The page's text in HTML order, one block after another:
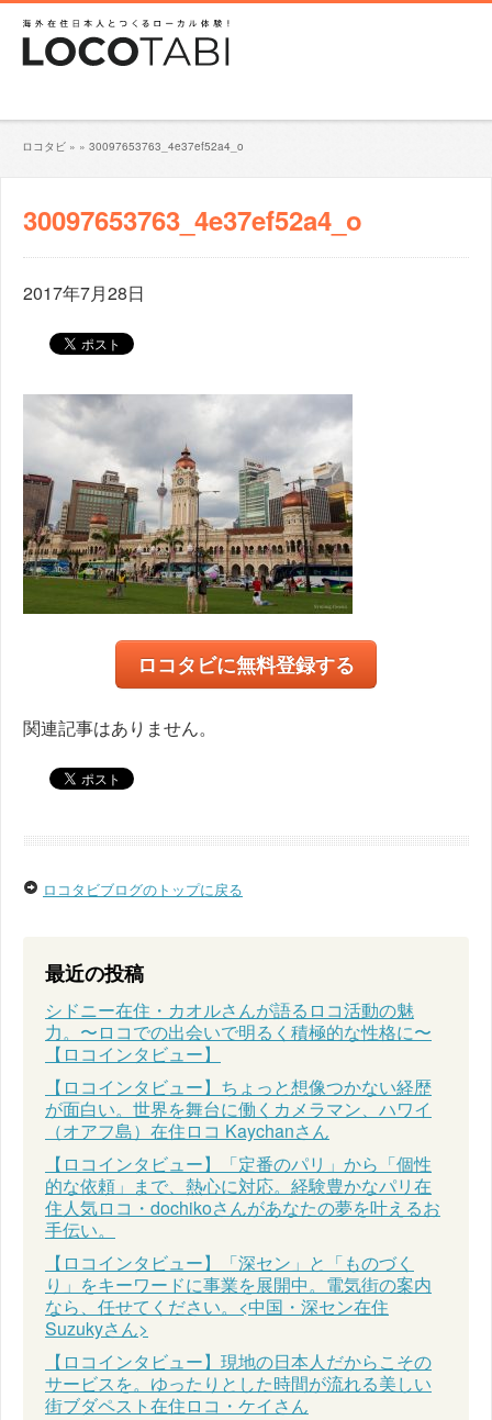
ロコタビ » » 30097653763_4e37ef52a4_o
30097653763_4e37ef52a4_o
2017年7月28日
ロコタビに無料登録する
関連記事はありません。
ロコタビブログのトップに戻る
最近の投稿
シドニー在住・カオルさんが語るロコ活動の魅
力。〜ロコでの出会いで明るく積極的な性格に〜
【ロコインタビュー】
【ロコインタビュー】ちょっと想像つかない経歴
が面白い。世界を舞台に働くカメラマン、ハワイ
（オアフ島）在住ロコ Kaychanさん
【ロコインタビュー】「定番のパリ」から「個性
的な依頼」まで、熱心に対応。経験豊かなパリ在
住人気ロコ・dochikoさんがあなたの夢を叶えるお
手伝い。
【ロコインタビュー】「深セン」と「ものづく
り」をキーワードに事業を展開中。電気街の案内
なら、任せてください。<中国・深セン在住
Suzukyさん>
【ロコインタビュー】現地の日本人だからこその
サービスを。ゆったりとした時間が流れる美しい
街ブダペスト在住ロコ・ケイさん